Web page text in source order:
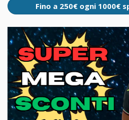
Fino a 250€ ogni 1000€